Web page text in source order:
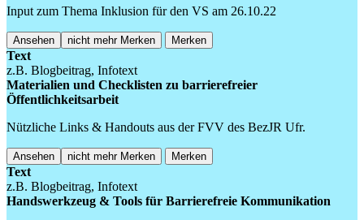
Input zum Thema Inklusion für den VS am 26.10.22
Ansehen nicht mehr Merken Merken
Text
z.B. Blogbeitrag, Infotext
Materialien und Checklisten zu barrierefreier
Öffentlichkeitsarbeit
Nützliche Links & Handouts aus der FVV des BezJR Ufr.
Ansehen nicht mehr Merken Merken
Text
z.B. Blogbeitrag, Infotext
Handswerkzeug & Tools für Barrierefreie Kommunikation